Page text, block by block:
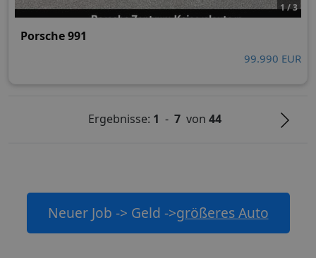
1 / 3
Porsche 991
99.990 EUR
Ergebnisse: 1 -7 von44
Neuer Job -> Geld ->größeres Auto